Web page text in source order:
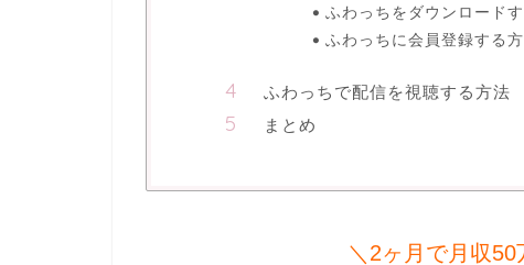
ふわっちをダウンロード
ふわっちに会員登録する
ふわっちで配信を視聴する方法
まとめ
＼2ヶ月で月収